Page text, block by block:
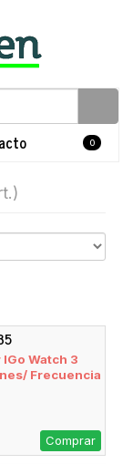
0
Watch 3
Frecuencia
Comprar